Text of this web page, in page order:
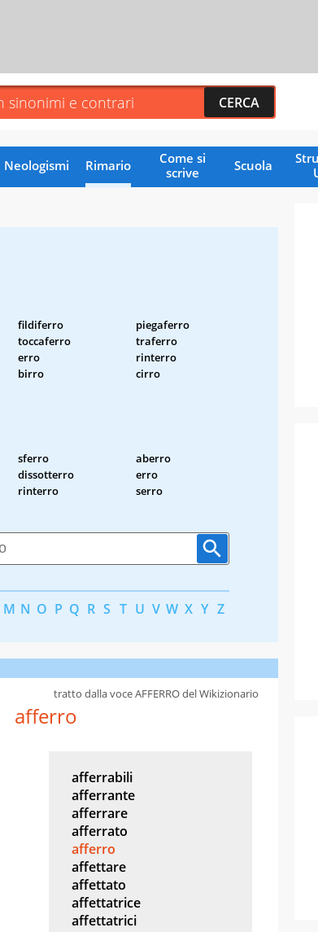
Neologismi Rimario
Come si
scrive
Scuola
fildiferro
piegaferro
toccaferro
traferro
erro
rinterro
birro
cirro
sferro
aberro
dissotterro
erro
rinterro
serro
M N O P Q R S T U V W X Y Z
afferro
tratto dalla voce AFFERRO del Wikizionario
afferrabili
afferrante
afferrare
afferrato
afferro
affettare
affettato
affettatrice
affettatrici